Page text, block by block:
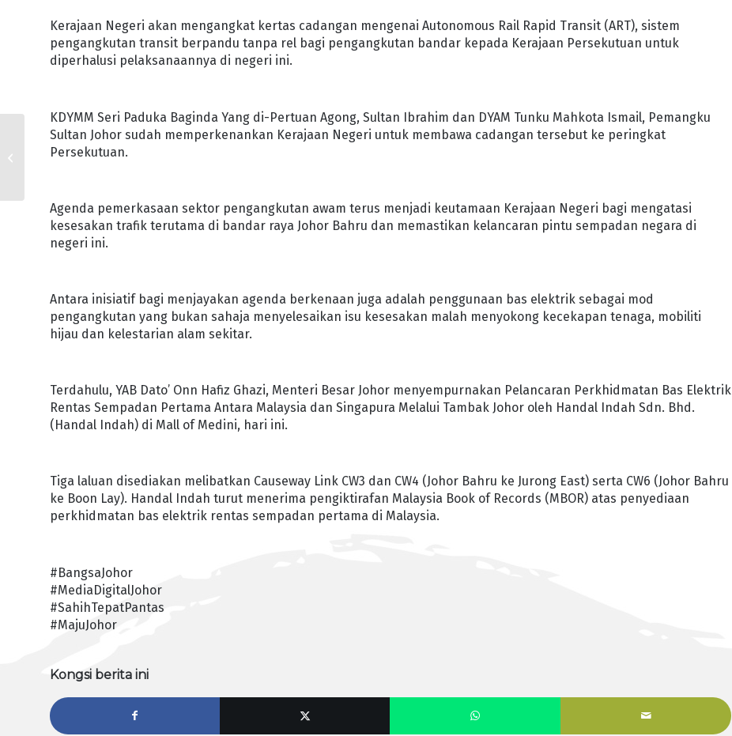
Kerajaan Negeri akan mengangkat kertas cadangan mengenai Autonomous Rail Rapid Transit (ART), sistem
pengangkutan transit berpandu tanpa rel bagi pengangkutan bandar kepada Kerajaan Persekutuan untuk
diperhalusi pelaksanaannya di negeri ini.
KDYMM Seri Paduka Baginda Yang di-Pertuan Agong, Sultan Ibrahim dan DYAM Tunku Mahkota Ismail, Pemangku
Sultan Johor sudah memperkenankan Kerajaan Negeri untuk membawa cadangan tersebut ke peringkat
Persekutuan.
Agenda pemerkasaan sektor pengangkutan awam terus menjadi keutamaan Kerajaan Negeri bagi mengatasi
kesesakan trafik terutama di bandar raya Johor Bahru dan memastikan kelancaran pintu sempadan negara di
negeri ini.
Antara inisiatif bagi menjayakan agenda berkenaan juga adalah penggunaan bas elektrik sebagai mod
pengangkutan yang bukan sahaja menyelesaikan isu kesesakan malah menyokong kecekapan tenaga, mobiliti
hijau dan kelestarian alam sekitar.
Terdahulu, YAB Dato’ Onn Hafiz Ghazi, Menteri Besar Johor menyempurnakan Pelancaran Perkhidmatan Bas Elektrik
Rentas Sempadan Pertama Antara Malaysia dan Singapura Melalui Tambak Johor oleh Handal Indah Sdn. Bhd.
(Handal Indah) di Mall of Medini, hari ini.
Tiga laluan disediakan melibatkan Causeway Link CW3 dan CW4 (Johor Bahru ke Jurong East) serta CW6 (Johor Bahru
ke Boon Lay). Handal Indah turut menerima pengiktirafan Malaysia Book of Records (MBOR) atas penyediaan
perkhidmatan bas elektrik rentas sempadan pertama di Malaysia.
#BangsaJohor
#MediaDigitalJohor
#SahihTepatPantas
#MajuJohor
Kongsi berita ini
DUTA JAUHAR TINGKAT
SOSIOEKONOMI RAKYAT